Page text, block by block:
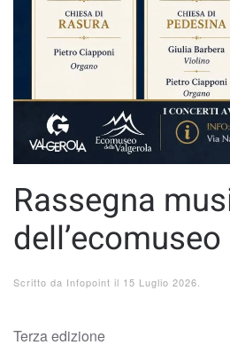
Rassegna
dell’ecomuseo
Scritto da Infopoint il 15 Luglio 2026
Terza edizione